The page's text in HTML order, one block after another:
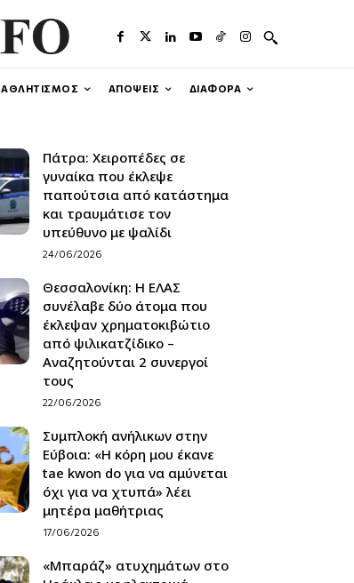
ΑΘΛΗΤΙΣΜΟΣ ΑΠΟΨΕΙΣ ΔΙΑΦΟΡΑ
Πάτρα: Xειροπέδες σε
γυναίκα που έκλεψε
παπούτσια από κατάστημα
και τραυμάτισε τον
υπεύθυνο με ψαλίδι
24/06/2026
Θεσσαλονίκη: H ΕΛΑΣ
συνέλαβε δύο άτομα που
έκλεψαν χρηματοκιβώτιο
από ψιλικατζίδικο –
Αναζητούνται 2 συνεργοί
τους
22/06/2026
Συμπλοκή ανήλικων στην
Εύβοια: «Η κόρη μου έκανε
tae kwon do για να αμύνεται
όχι για να χτυπά» λέει
μητέρα μαθήτριας
17/06/2026
«Μπαράζ» ατυχημάτων στο